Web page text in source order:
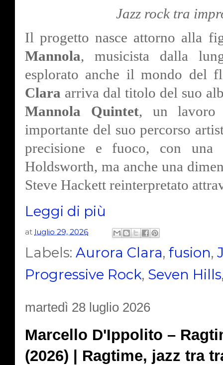
Jazz rock tra
Il progetto nasce attorno alla
Mannola, musicista dalla
esplorato anche il mondo del
Clara arriva dal titolo del suo
Mannola Quintet, un lavoro
importante del suo percorso
precisione e fuoco, con
Holdsworth, ma anche una
Steve Hackett reinterpretato
Leggi di più
at luglio 29, 2026
Labels: Aurora Clara, fusion,
Progressive Rock, Seven Hills
martedì 28 luglio 2026
Marcello D'Ippolito –
(2026) | Ragtime, jazz tra